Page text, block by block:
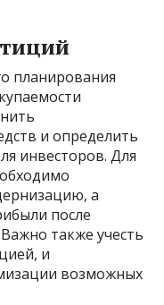
планирования
и определить
инвесторов. Для
а
после
также учесть
и
возможных